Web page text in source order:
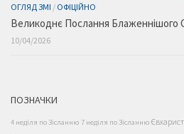
ОГЛЯД ЗМІ / ОФІЦІЙНО
Великоднє Послання Блаженнішого
10/04/2026
ПОЗНАЧКИ
4 неділя по Зісланню 7 неділя по Зісланню